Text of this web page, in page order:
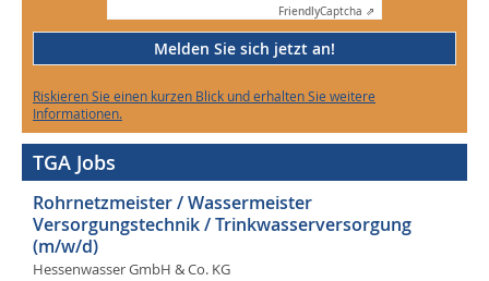
FriendlyCaptcha ⇗
Melden Sie sich jetzt an!
Riskieren Sie einen kurzen Blick und erhalten Sie weitere
Informationen.
TGA Jobs
Rohrnetzmeister / Wassermeister
Versorgungstechnik / Trinkwasserversorgung
(m/w/d)
Hessenwasser GmbH & Co. KG